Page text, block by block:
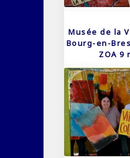
Musée de la
Bourg-en-
ZOA 9